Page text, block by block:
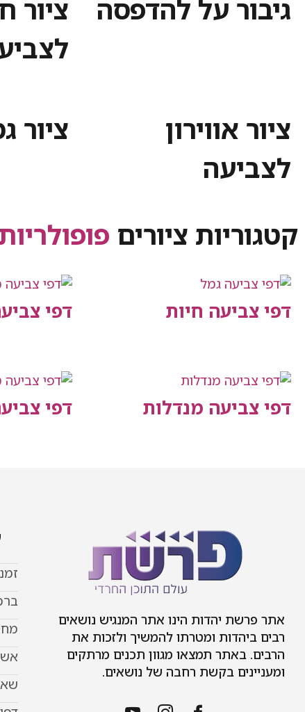
גיבור על להדפסה
ציור
ציור אווירון
לצביעה
ציור
קטגוריות ציורים
דפי צביעה חיות דפי
דפי צביעה מנדלות דפי
אתר פרשת יהדות הינו אתר המנגיש נושאים
רבים ביהדות ומטרתו להמשיך ולזכות את
הרבים. באתר תמצאו מגוון תכנים מרתקים
ומעניינים בקשת רחבה של נושאים.